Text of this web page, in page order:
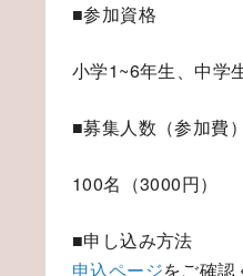
■参加資格
小学1~6年生、中
■募集人数（参加費）
100名（3000円）
■申し込み方法
申込ページをご確認